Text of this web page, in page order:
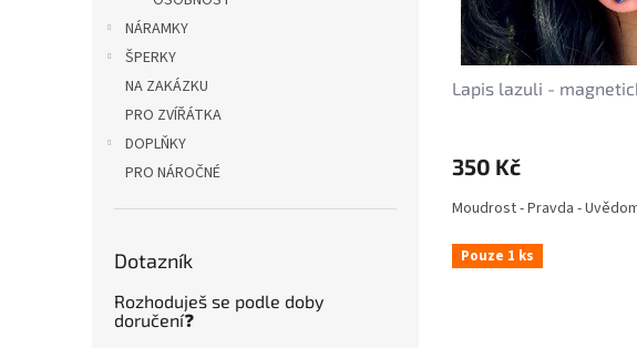
NÁRAMKY
ŠPERKY
NA ZAKÁZKU
PRO ZVÍŘÁTKA
DOPLŇKY
PRO NÁROČNÉ
Dotazník
Rozhoduješ se podle doby
doručení❓
Lapis lazuli -
350 Kč
Moudrost - Pravda -
Pouze 1 ks